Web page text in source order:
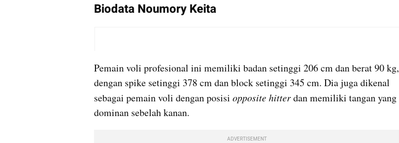
Biodata Noumory Keita
Pemain voli profesional ini memiliki badan setinggi 206 cm dan berat 90 kg,
dengan spike setinggi 378 cm dan block setinggi 345 cm. Dia juga dikenal
sebagai pemain voli dengan posisi opposite hitter dan memiliki tangan yang
dominan sebelah kanan.
ADVERTISEMENT